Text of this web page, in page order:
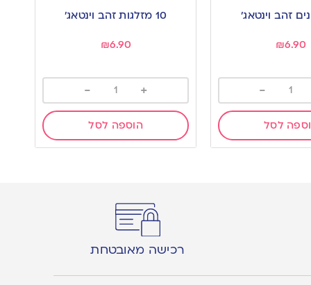
₪6.90
-
לסל
10 מזלגות זהב וינטאג’
₪6.90
+
-
הוספה לסל
רכישה מאובטחת